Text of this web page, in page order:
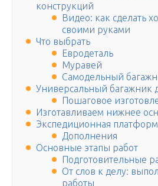
конструкций
Видео: как сделать
своими руками
Что выбрать
Евродеталь
Муравей
Самодельный
Универсальный багажник
Пошаговое
Изготавливаем нижнее
Экспедиционная
Дополнения
Основные этапы работ
Подготовительные
От слов к делу:
работы